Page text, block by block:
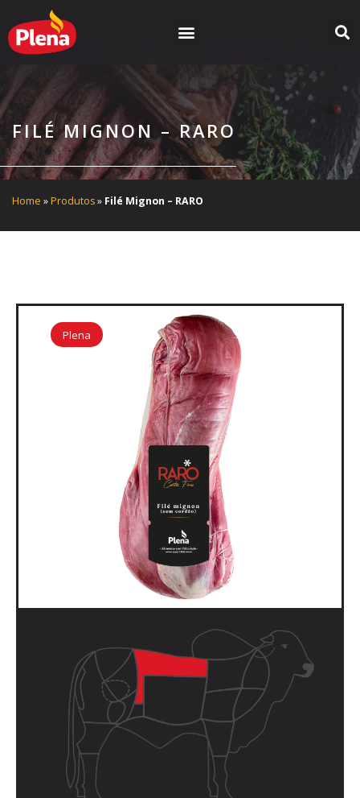
para
FILÉ MIGNON – RARO
Home »Produtos» Filé Mignon – RARO
Plena